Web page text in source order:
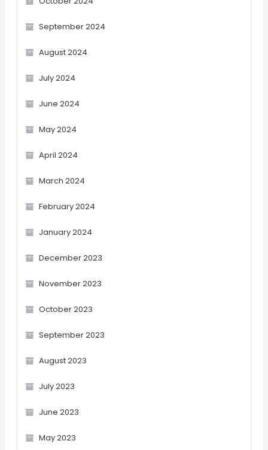
September 2024
August 2024
July 2024
June 2024
May 2024
April 2024
March 2024
February 2024
January 2024
December 2023
November 2023
October 2023
September 2023
August 2023
July 2023
June 2023
May 2023